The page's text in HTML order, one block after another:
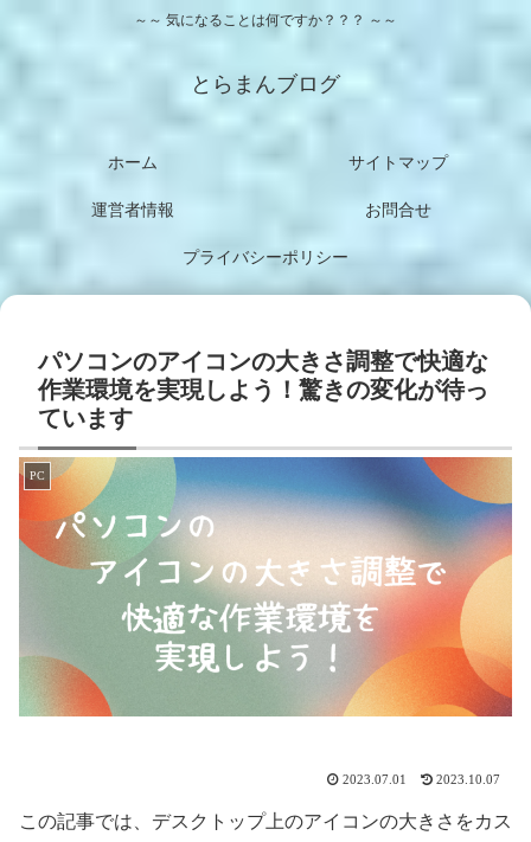
～～ 気になることは何ですか？？？ ～～
とらまんブログ
ホーム サイトマップ
運営者情報 お問合せ
プライバシーポリシー
パソコンのアイコンの大きさ調整で快適な
作業環境を実現しよう！驚きの変化が待っ
ています
PC
2023.07.01 2023.10.07
この記事では、デスクトップ上のアイコンの大きさをカス